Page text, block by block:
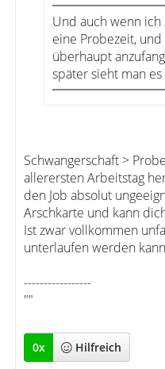
Und auch wenn
eine Probezeit,
überhaupt
später sieht man
Schwangerschaft >
allerersten Arbeitstag
den Job absolut
Arschkarte und kann
Ist zwar vollkommen
unterlaufen werden
-----------------
""
0x Hilfreich